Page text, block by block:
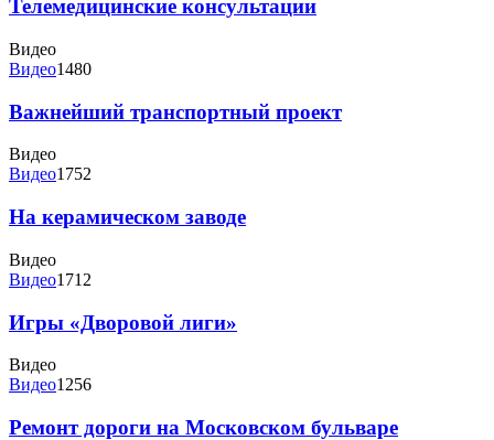
Телемедицинские консультации
Видео
Видео1480
Важнейший транспортный проект
Видео
Видео1752
На керамическом заводе
Видео
Видео1712
Игры «Дворовой лиги»
Видео
Видео1256
Ремонт дороги на Московском бульваре